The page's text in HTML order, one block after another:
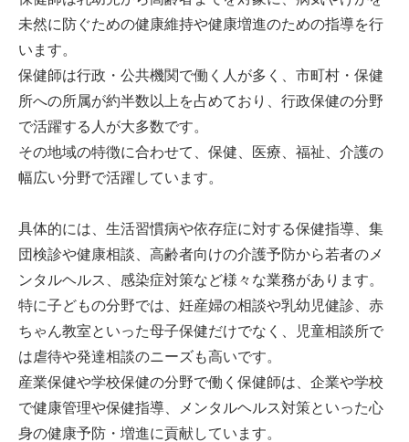
未然に防ぐための健康維持や健康増進のための指導を行
います。
保健師は行政・公共機関で働く人が多く、市町村・保健
所への所属が約半数以上を占めており、行政保健の分野
で活躍する人が大多数です。
その地域の特徴に合わせて、保健、医療、福祉、介護の
幅広い分野で活躍しています。
具体的には、生活習慣病や依存症に対する保健指導、集
団検診や健康相談、高齢者向けの介護予防から若者のメ
ンタルヘルス、感染症対策など様々な業務があります。
特に子どもの分野では、妊産婦の相談や乳幼児健診、赤
ちゃん教室といった母子保健だけでなく、児童相談所で
は虐待や発達相談のニーズも高いです。
産業保健や学校保健の分野で働く保健師は、企業や学校
で健康管理や保健指導、メンタルヘルス対策といった心
身の健康予防・増進に貢献しています。